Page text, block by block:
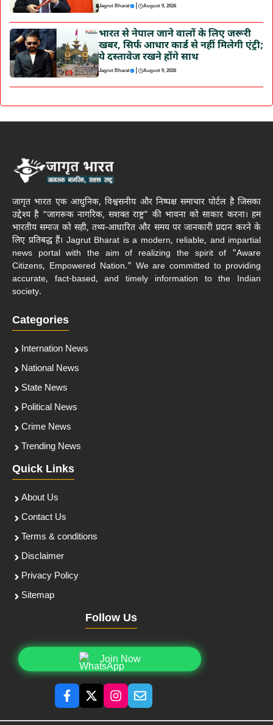
Jagrut Bharat | August 9, 2026
भारत से नेपाल जाने वालों के लिए जरूरी
खबर, सिर्फ आधार कार्ड से नहीं मिलेगी एंट्री;
ये दस्तावेज रखने होंगे साथ
Jagrut Bharat | August 9, 2026
जागृत भारत एक आधुनिक, विश्वसनीय और निष्पक्ष समाचार पोर्टल है जिसका
उद्देश्य है “जागरूक नागरिक, सशक्त राष्ट्र” की भावना को साकार करना। हम
भारतीय समाज को सही, तथ्य-आधारित और समय पर जानकारी प्रदान करने के
लिए प्रतिबद्ध हैं। Jagrut Bharat is a modern, reliable, and impartial
news portal with the aim of realizing the spirit of "Aware
Citizens, Empowered Nation." We are committed to providing
accurate, fact-based, and timely information to the Indian
society.
Categories
Internation News
National News
State News
Political News
Crime News
Trending News
Quick Links
About Us
Contact Us
Terms & conditions
Disclaimer
Privacy Policy
Sitemap
Follow Us
Join Now